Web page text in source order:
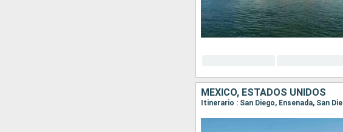
MÉXICO, ESTADOS UNIDOS
Itinerario : San Diego, Ensenada, San